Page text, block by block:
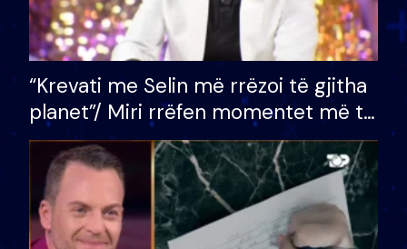
“Krevati me Selin më rrëzoi të gjitha
planet”/ Miri rrëfen momentet më të
bukura në shtëpinë e BB VIP: Do më
mungojë zilja e mëngjesit kur…